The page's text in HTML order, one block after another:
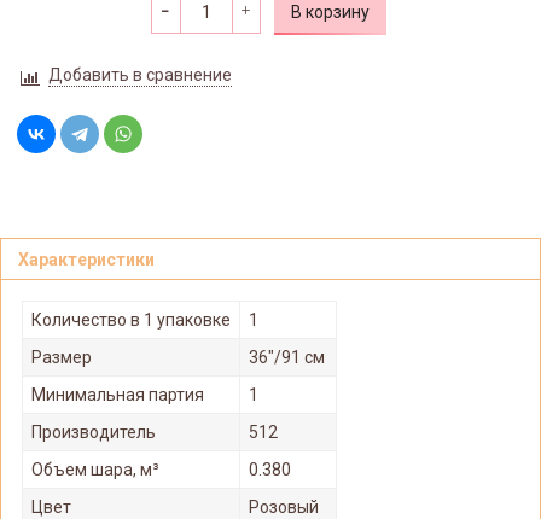
В корзину
Добавить в сравнение
Характеристики
Количество в 1 упаковке
1
Размер
36"/91 см
Минимальная партия
1
Производитель
512
Объем шара, м³
0.380
Цвет
Розовый